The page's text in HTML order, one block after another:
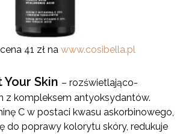
41 zł na www.cosibella.pl
Your Skin – rozświetlająco-
z kompleksem antyoksydantów.
C w postaci kwasu askorbinowego,
do poprawy kolorytu skóry, redukuje